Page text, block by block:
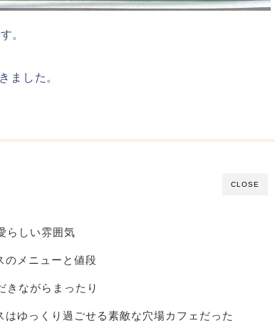
。
ました。
CLOSE
らしい雰囲気
メニューと値段
きながらまったり
ゆっくり過ごせる素敵な穴場カフェだった